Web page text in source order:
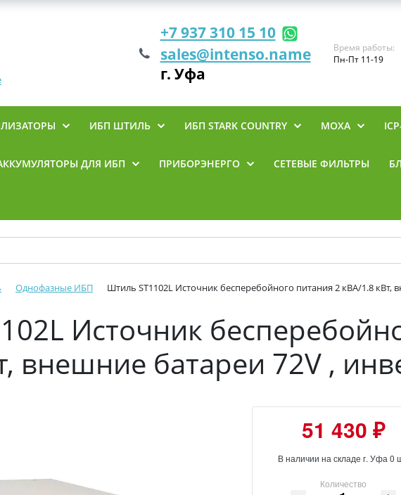
+7 937 310 15 10
sales@intenso.name
г. Уфа
Время работы:
Пн-Пт 11-19
ИБП ШТИЛЬ ИБП STARK COUNTRY MOXA
ДЛЯ ИБП ПРИБОРЭНЕРГО СЕТЕВЫЕ ФИЛЬТРЫ
Однофазные ИБП Штиль ST1102L Источник бесперебойного питания 2 кВА/1.8 кВт,
Источник
внешние батареи 72V ,
51 430 ₽
В наличии на складе г. Уфа 0
Количество